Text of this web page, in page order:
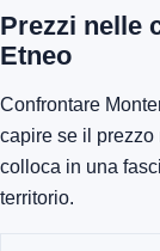
Prezzi nelle
Etneo
Confrontare
capire se il prezzo
colloca in una
territorio.